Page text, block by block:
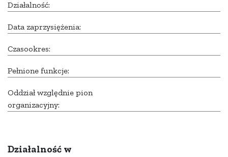
Działalność:
Data zaprzysiężenia:
Czasookres:
Pełnione funkcje:
Oddział względnie pion
organizacyjny:
Działalność w